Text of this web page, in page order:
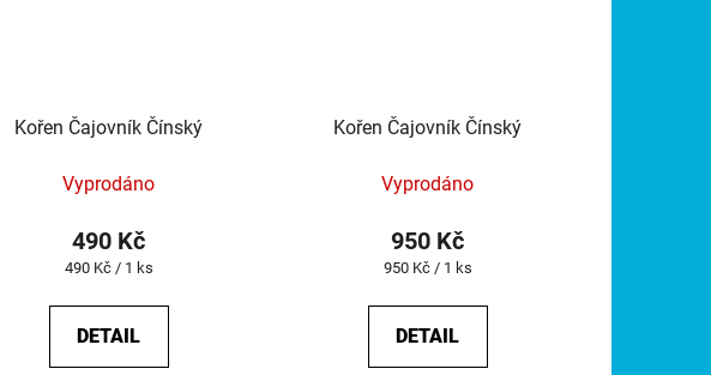
Kořen Čajovník Čínský
Vyprodáno
490 Kč
Měrná
490 Kč / 1 ks
DETAIL
Kořen Čajovník Čínský
Vyprodáno
950 Kč
Měrná
950 Kč / 1 ks
DETAIL